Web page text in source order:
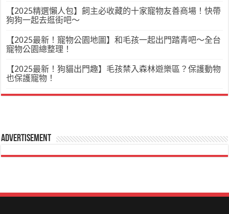
【2025精選懶人包】飼主必收藏的十家寵物友善商場！快帶
狗狗一起去逛街吧～
【2025最新！寵物公園地圖】和毛孩一起出門踏青吧～全台
寵物公園總整理！
【2025最新！狗貓出門趣】毛孩禁入森林遊樂區？保護動物
也保護寵物！
Advertisement